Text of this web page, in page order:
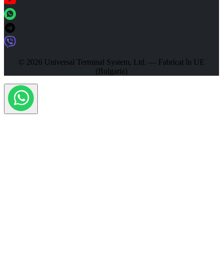
© 2026 Universal Terminal System, Ltd. — Fabricat în UE
(Bulgaria)